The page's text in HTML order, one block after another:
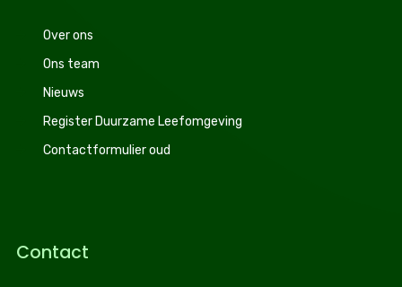
Over ons
Ons team
Nieuws
Register Duurzame Leefomgeving
Contactformulier oud
Contact